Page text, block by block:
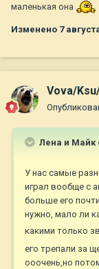
маленькая она
Изменено 7
Vova/
Лена и Майк
У нас самые
играл вообще с
больше его
нужно, мало ли
какими только
его трепали за
ооочень,но